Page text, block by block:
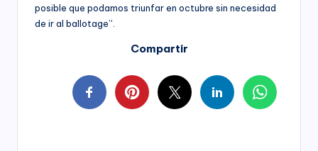
posible que podamos triunfar en octubre sin necesidad
de ir al ballotage”.
Compartir